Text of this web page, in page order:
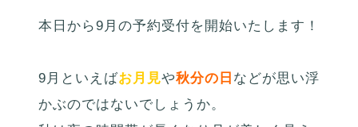
本日から9月の予約受付を開始いたします！
9月といえばお月見や秋分の日 などが思い浮
かぶのではないでしょうか。